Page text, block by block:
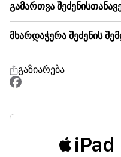
გამართვა
მხარდაჭერა შეძენის
გაზიარება
iPad